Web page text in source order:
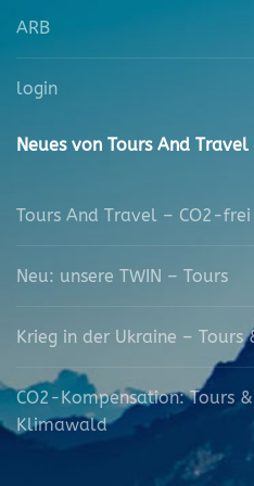
ARB
login
Neues von Tours And Travel
Tours And Travel – CO2-frei
Neu: unsere TWIN – Tours
Krieg in der Ukraine –
CO2-Kompensation: Tours
Klimawald